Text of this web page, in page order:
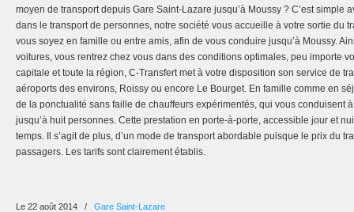
moyen de transport depuis Gare Saint-Lazare jusqu’à Moussy ? C’est simple
dans le transport de personnes, notre société vous accueille à votre sortie du
vous soyez en famille ou entre amis, afin de vous conduire jusqu’à Moussy.
voitures, vous rentrez chez vous dans des conditions optimales, peu importe
capitale et toute la région, C-Transfert met à votre disposition son service de
aéroports des environs, Roissy ou encore Le Bourget. En famille comme en
de la ponctualité sans faille de chauffeurs expérimentés, qui vous conduisent
jusqu’à huit personnes. Cette prestation en porte-à-porte, accessible jour et
temps. Il s’agit de plus, d’un mode de transport abordable puisque le prix du
passagers. Les tarifs sont clairement établis.
Le 22 août 2014 / Gare Saint-Lazare